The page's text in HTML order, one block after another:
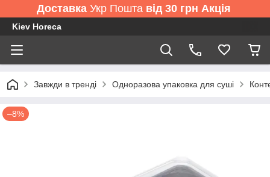
ДоставкаУкр Пошта від 30 грн Акція
Kiev Horeca
Завжди в тренді Одноразова упаковка для суші
–8%